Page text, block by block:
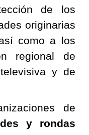
de los
originarias
como a los
regional de
y de
de
y rondas